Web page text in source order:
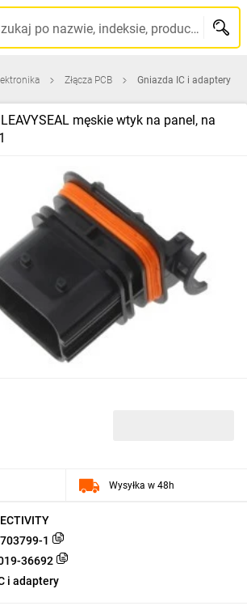
Szukaj po nazwie, indeksie, producencie, kodzie kreskowym...
Złącza PCB Gniazda IC i adaptery
męskie wtyk na panel, na
1
36692
i adaptery
Wysyłka w 48h